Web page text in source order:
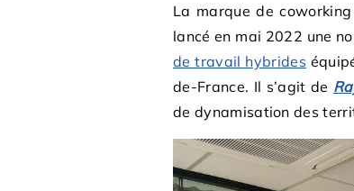
La marque de coworking
lancé en mai 2022 une
de travail hybrides
de-France. Il s’agit de
de dynamisation des